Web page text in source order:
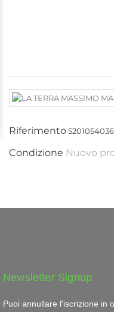
Riferimento
Condizione Nuovo
Newsletter Signup
Puoi annullare l'iscrizione in